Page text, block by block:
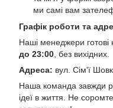
ми самі вам
Графік роботи та
Наші менеджери готові
до 23:00 , без вихідних.
Адреса: вул. Сім'ї
Наша команда завжди
ідеї в життя. Не